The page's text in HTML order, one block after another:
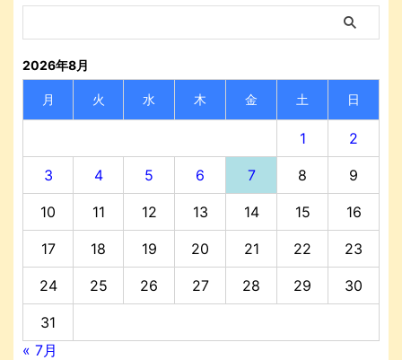
2026年8月
月 火 水 木 金 土 日
1 2
3 4 5 6 7 8 9
10 11 12 13 14 15 16
17 18 19 20 21 22 23
24 25 26 27 28 29 30
31
« 7月